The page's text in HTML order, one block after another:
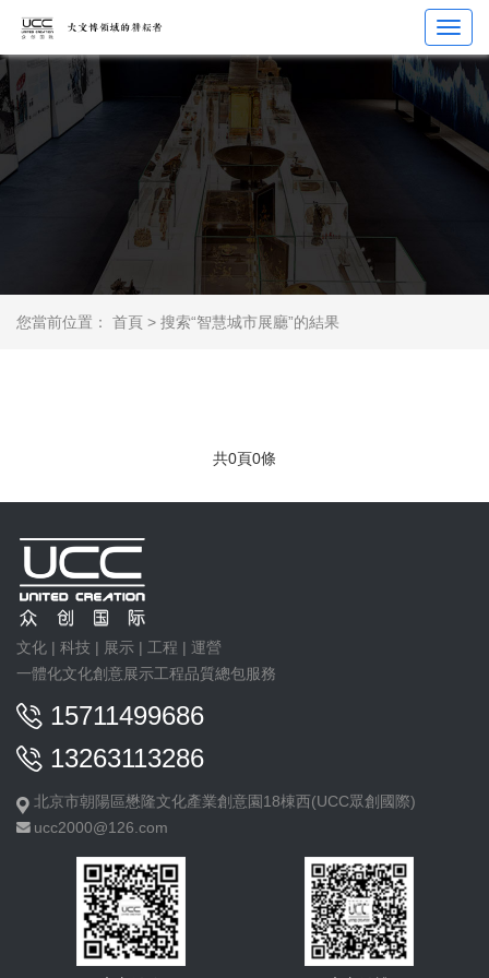
您當前位置： 首頁 > 搜索“智慧城市展廳”的結果
共0頁0條
文化 | 科技 | 展示 | 工程 | 運營
一體化文化創意展示工程品質總包服務
15711499686
13263113286
北京市朝陽區懋隆文化產業創意園18棟西(UCC眾創國際)
ucc2000@126.com